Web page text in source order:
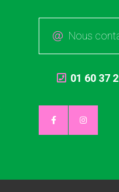
Nous
01 60 37